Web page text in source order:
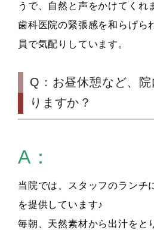
うで、自然と声をかけてくれ
歯科医院の緊張感を和らげら
員で気配りしています。
Q：お昼休憩など、
りますか？
A：
当院では、スタッフのランチ
を提供しています♪
毎朝、天然素材から出汁をと